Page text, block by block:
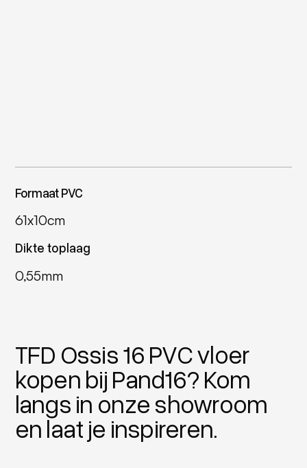
Formaat PVC
61x10cm
Dikte toplaag
0,55mm
TFD Ossis 16 PVC vloer
kopen bij Pand16? Kom
langs in onze showroom
en laat je inspireren.